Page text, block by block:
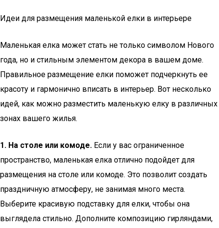
Идеи для размещения маленькой елки в интерьере
Маленькая елка может стать не только символом Нового
года, но и стильным элементом декора в вашем доме.
Правильное размещение елки поможет подчеркнуть ее
красоту и гармонично вписать в интерьер. Вот несколько
идей, как можно разместить маленькую елку в различных
зонах вашего жилья.
1. На столе или комоде. Если у вас ограниченное
пространство, маленькая елка отлично подойдет для
размещения на столе или комоде. Это позволит создать
праздничную атмосферу, не занимая много места.
Выберите красивую подставку для елки, чтобы она
выглядела стильно. Дополните композицию гирляндами,